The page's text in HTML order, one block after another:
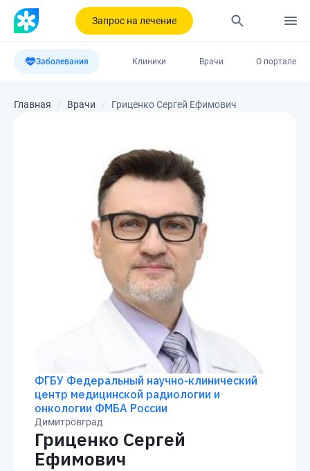
Запрос на лечение
Заболевания Клиники Врачи О портале
Главная Врачи Гриценко Сергей Ефимович
ФГБУ Федеральный научно-клинический
центр медицинской радиологии и
онкологии ФМБА России
Димитровград
Гриценко Сергей
Ефимович